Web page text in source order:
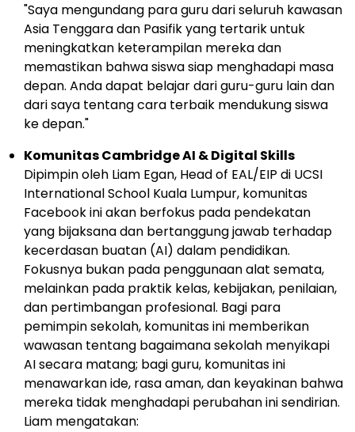
"Saya mengundang para guru dari seluruh kawasan
Asia Tenggaradan Pasifik yang tertarik untuk
meningkatkan keterampilan mereka dan
memastikan bahwa siswa siap menghadapi masa
depan. Anda dapat belajar dari guru-guru lain dan
dari saya tentang cara terbaik mendukung siswa
ke depan."
Komunitas Cambridge AI & Digital Skills
Dipimpin oleh Liam Egan, Head of EAL/EIP di UCSI
International School Kuala Lumpur, komunitas
Facebook ini akan berfokus pada pendekatan
yang bijaksana dan bertanggung jawab terhadap
kecerdasan buatan (AI) dalam pendidikan.
Fokusnya bukan pada penggunaan alat semata,
melainkan pada praktik kelas, kebijakan, penilaian,
dan pertimbangan profesional. Bagi para
pemimpin sekolah, komunitas ini memberikan
wawasan tentang bagaimana sekolah menyikapi
AI secara matang; bagi guru, komunitas ini
menawarkan ide, rasa aman, dan keyakinan bahwa
mereka tidak menghadapi perubahan ini sendirian.
Liam mengatakan: